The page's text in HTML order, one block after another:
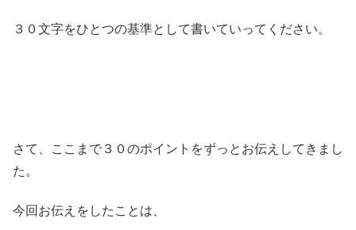
３０文字をひとつの基準として書いていってください。
さて、ここまで３０のポイントをずっとお伝えしてきまし
た。
今回お伝えをしたことは、